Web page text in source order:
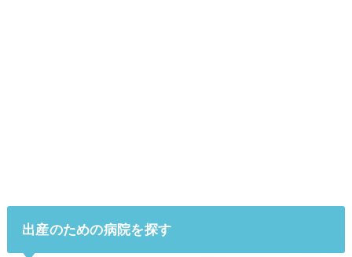
出産のための病院を探す